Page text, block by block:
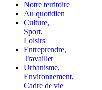
Notre territoire
Au quotidien
Culture,
Sport,
Loisirs
Entreprendre,
Travailler
Urbanisme,
Environnement,
Cadre de vie